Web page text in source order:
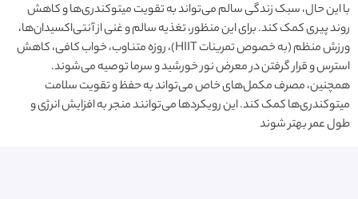
با این حال، سبک زندگی سالم می‌تواند به تقویت میتوکندری‌ها و کاهش
روند پیری کمک کند. برای این منظور، تغذیه سالم و غنی از آنتی‌اکسیدان‌ها،
ورزش منظم (به خصوص تمرینات HIIT)، روزه متناوب، خواب کافی، کاهش
استرس و قرار گرفتن در معرض نور خورشید و سرما توصیه می‌شوند.
همچنین، مصرف مکمل‌های خاص می‌تواند به حفظ و تقویت سلامت
میتوکندری‌ها کمک کند. این رویکردها می‌توانند منجر به افزایش انرژی و
طول عمر بهتر شوند